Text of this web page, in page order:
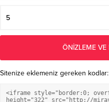
Sitenize eklemeniz gereken kodlar: